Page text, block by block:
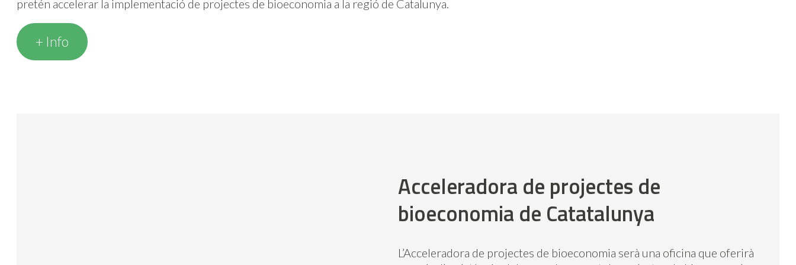
pretén accelerar la implementació de projectes de bioeconomia a la regió de Catalunya.
+ Info
Acceleradora de projectes de
bioeconomia de Catatalunya
L’Acceleradora de projectes de bioeconomia serà una oficina que oferirà